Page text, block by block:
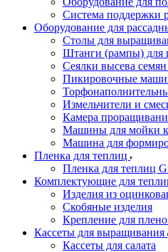
Система поддержки
Оборудование для
Столы для
Штанги (рампы) для
Сеялки высева
Пикировочные
Измельчители и
Камера
Машины для мойки
Машина для
Пленка для теплиц
Пленка для теплиц
Комплектующие для
Изделия из
Скобяные изделия
Крепление для
Кассеты для выращивания
Кассеты для салата